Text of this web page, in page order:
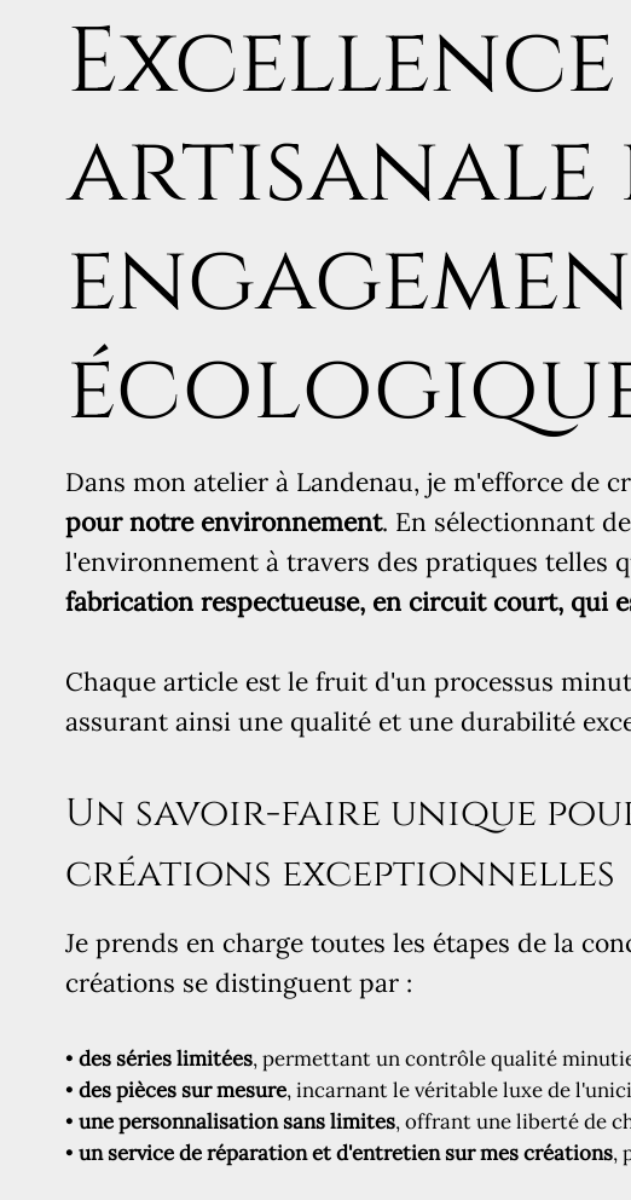
patrimoine naturel et artisanal.
Excellence
artisanale
Dans mon atelier à Landenau, je m'efforce de
pour notre environnement. En sélectionnant
l'environnement à travers des pratiques telles
fabrication respectueuse, en circuit court, qui
Chaque article est le fruit d'un processus
assurant ainsi une qualité et une durabilité
Un savoir-faire unique
créations exceptionnelles
Je prends en charge toutes les étapes de la
créations se distinguent par :
• des séries limitées, permettant un contrôle qualité
• des pièces sur mesure, incarnant le véritable luxe de
• une personnalisation sans limites, offrant une liberté de
• un service de réparation et d'entretien sur mes créations,